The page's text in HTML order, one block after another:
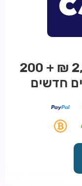
בונוס מתגלגל עד 2,000 ₪ + 200
חדשים